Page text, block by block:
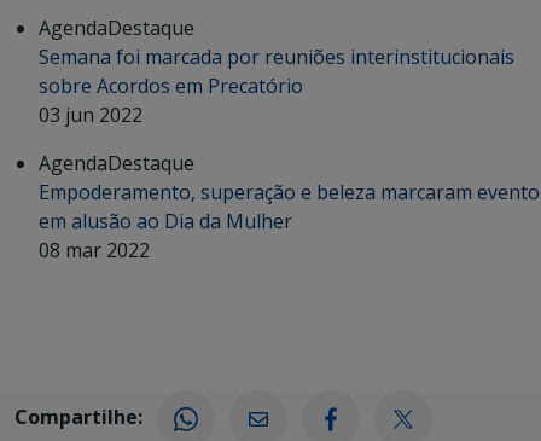
AgendaDestaque
Semana foi marcada por reuniões interinstitucionais
sobre Acordos em Precatório
03 jun 2022
AgendaDestaque
Empoderamento, superação e beleza marcaram evento
em alusão ao Dia da Mulher
08 mar 2022
Compartilhe: